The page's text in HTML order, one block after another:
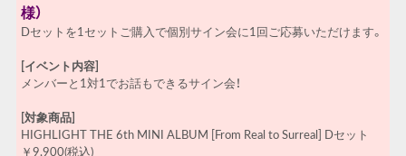
様）
Dセットを1セットご購入で個別サイン会に1回ご応募いただけます。
[イベント内容]
メンバーと1対1でお話もできるサイン会！
[対象商品]
HIGHLIGHT THE 6th MINI ALBUM [From Real to Surreal] Dセット
￥9,900(税込)